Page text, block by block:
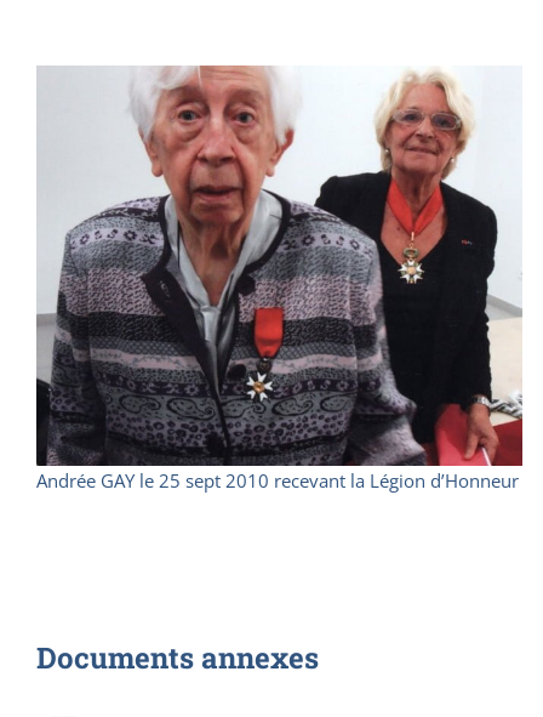
Andrée GAY le 25 sept 2010 recevant la Légion d’Honneur
Documents annexes